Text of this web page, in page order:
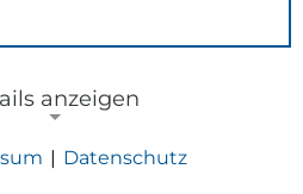
anzeigen
| Datenschutz